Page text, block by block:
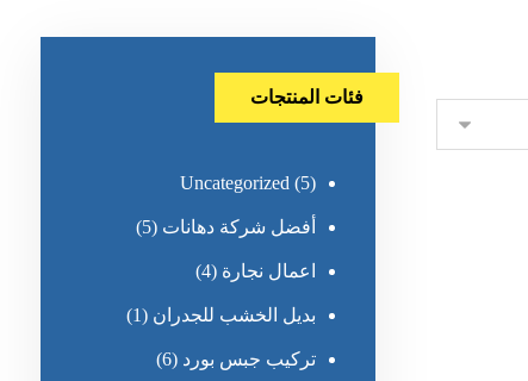
فئات المنتجات
Uncategorized (5)
أفضل شركة دهانات (5)
اعمال نجارة (4)
بديل الخشب للجدران (1)
تركيب جبس بورد (6)